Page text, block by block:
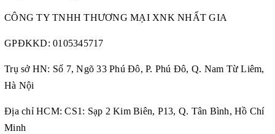
CÔNG TY TNHH THƯƠNG MẠI XNK NHẤT GIA
GPĐKKD: 0105345717
Trụ sở HN: Số 7, Ngõ 33 Phú Đô, P. Phú Đô, Q. Nam Từ Liêm,
Hà Nội
Địa chỉ HCM: CS1: Sạp 2 Kim Biên, P13, Q. Tân Bình, Hồ Chí
Minh